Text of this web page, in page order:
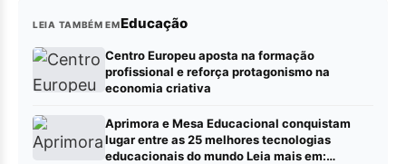
LEIA TAMBÉM EMEducação
Centro Europeu aposta na formação
profissional e reforça protagonismo na
economia criativa
Aprimora e Mesa Educacional conquistam
lugar entre as 25 melhores tecnologias
educacionais do mundo Leia mais em: